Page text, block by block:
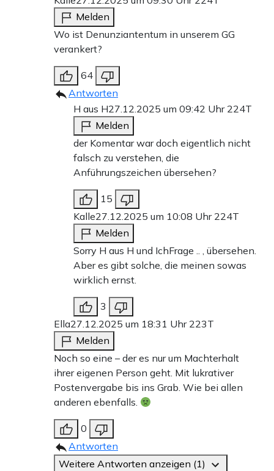
Melden
Wo ist Denunziantentum in unserem GG
verankert?
64
Antworten
H aus H27.12.2025 um 09:42 Uhr 224T
Melden
der Komentar war doch eigentlich nicht
falsch zu verstehen, die
Anführungszeichen übersehen?
15
Kalle27.12.2025 um 10:08 Uhr 224T
Melden
Sorry H aus H und IchFrage .. , übersehen.
Aber es gibt solche, die meinen sowas
wirklich ernst.
3
Ella27.12.2025 um 18:31 Uhr 223T
Melden
Noch so eine – der es nur um Machterhalt
ihrer eigenen Person geht. Mit lukrativer
Postenvergabe bis ins Grab. Wie bei allen
anderen ebenfalls.
0
Antworten
Weitere Antworten anzeigen (1)